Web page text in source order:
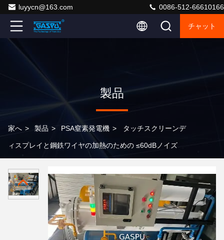
luyycn@163.com 0086-512-66610166
チャット
製品
家へ > 製品 > PSA窒素発電機 > タッチスクリーンデ
ィスプレイと鋼鉄ワイヤの加熱のための ≤60dBノイズ